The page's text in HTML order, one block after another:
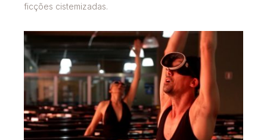
ficções cistemizadas.